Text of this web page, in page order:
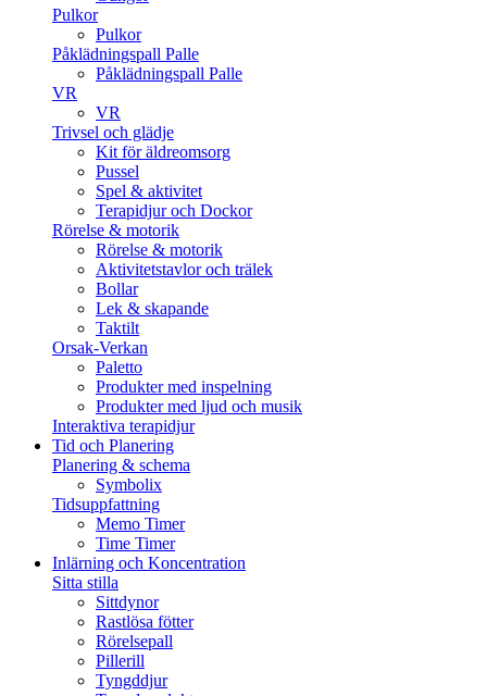
Pulkor
Pulkor
Påklädningspall Palle
Påklädningspall Palle
VR
VR
Trivsel och glädje
Kit för äldreomsorg
Pussel
Spel & aktivitet
Terapidjur och Dockor
Rörelse & motorik
Rörelse & motorik
Aktivitetstavlor och trälek
Bollar
Lek & skapande
Taktilt
Orsak-Verkan
Paletto
Produkter med inspelning
Produkter med ljud och musik
Interaktiva terapidjur
Tid och Planering
Planering & schema
Symbolix
Tidsuppfattning
Memo Timer
Time Timer
Inlärning och Koncentration
Sitta stilla
Sittdynor
Rastlösa fötter
Rörelsepall
Pillerill
Tyngddjur